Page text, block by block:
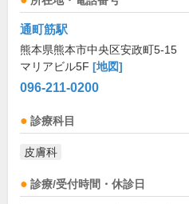
通町筋駅
熊本県熊本市中央区安政町5-15
マリアビル5F [地図]
096-211-0200
診療科目
皮膚科
診療/受付時間・休診日